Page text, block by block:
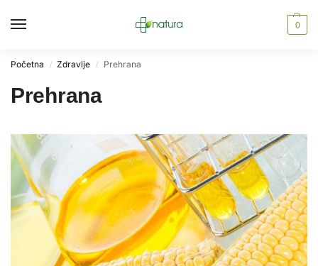
0
Početna / Zdravlje / Prehrana
Prehrana